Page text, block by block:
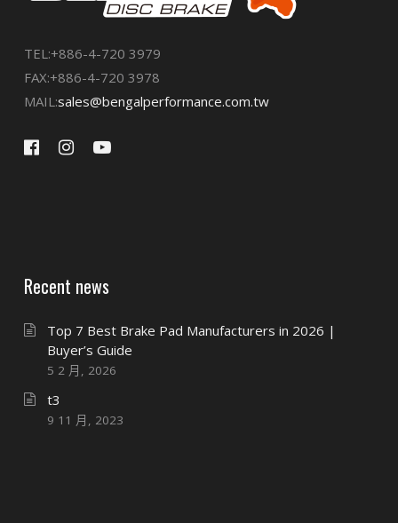
TEL:+886-4-720 3979
FAX:+886-4-720 3978
MAIL:sales@bengalperformance.com.tw
Recent news
Top 7 Best Brake Pad Manufacturers in 2026 |
Buyer’s Guide
5 2 月, 2026
t3
9 11 月, 2023